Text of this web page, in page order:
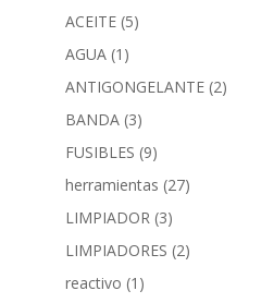
ACEITE (5)
AGUA (1)
ANTIGONGELANTE (2)
BANDA (3)
FUSIBLES (9)
herramientas (27)
LIMPIADOR (3)
LIMPIADORES (2)
reactivo (1)